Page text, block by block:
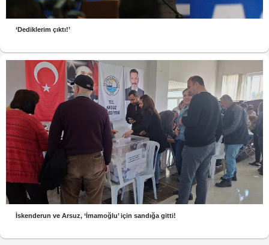
‘Dediklerim çıktı!’
İskenderun ve Arsuz, ‘İmamoğlu’ için sandığa gitti!